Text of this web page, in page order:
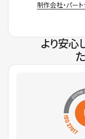
制作会社・パー
より安心